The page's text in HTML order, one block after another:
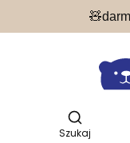
Otwórz
Szukaj